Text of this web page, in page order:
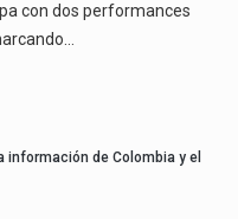
con dos performances
información de Colombia y el